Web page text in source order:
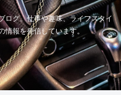
ログ。仕事や趣味、ライフスタイ
報を発信しています。